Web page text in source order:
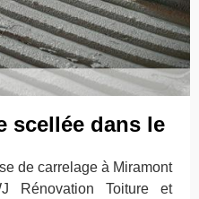
scellée dans le
de carrelage à Miramont
Rénovation Toiture et